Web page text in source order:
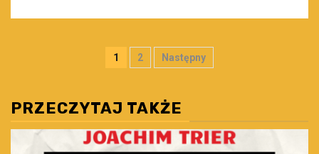
Stronicowanie
1 2 Następny
PRZECZYTAJ TAKŻE